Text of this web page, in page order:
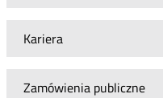
Kariera
Zamówienia publiczne